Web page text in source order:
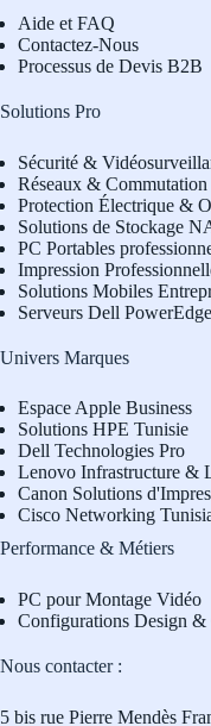
Aide et FAQ
Contactez-Nous
Processus de Devis B2B
Solutions Pro
Sécurité &
Réseaux & Commutation
Protection Électrique &
Solutions de Stockage
PC Portables
Impression
Solutions Mobiles
Serveurs Dell
Univers Marques
Espace Apple Business
Solutions HPE Tunisie
Dell Technologies Pro
Lenovo Infrastructure &
Canon Solutions
Cisco Networking
Performance & Métiers
PC pour Montage Vidéo
Configurations Design &
Nous contacter :
5 bis rue Pierre Mendès